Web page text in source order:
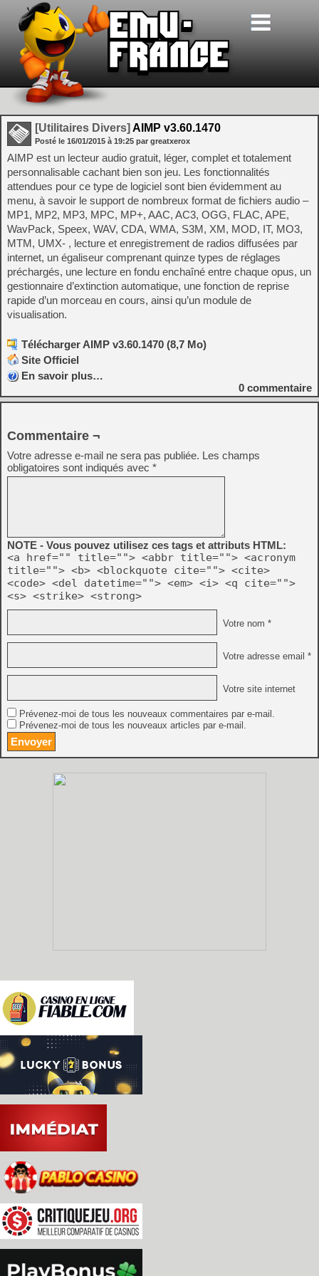
[Utilitaires Divers] AIMP v3.60.1470
Posté le 16/01/2015 à 19:25 par greatxerox
AIMP est un lecteur audio gratuit, léger, complet et totalement
personnalisable cachant bien son jeu. Les fonctionnalités
attendues pour ce type de logiciel sont bien évidemment au
menu, à savoir le support de nombreux format de fichiers audio –
MP1, MP2, MP3, MPC, MP+, AAC, AC3, OGG, FLAC, APE,
WavPack, Speex, WAV, CDA, WMA, S3M, XM, MOD, IT, MO3,
MTM, UMX- , lecture et enregistrement de radios diffusées par
internet, un égaliseur comprenant quinze types de réglages
préchargés, une lecture en fondu enchaîné entre chaque opus, un
gestionnaire d’extinction automatique, une fonction de reprise
rapide d’un morceau en cours, ainsi qu’un module de
visualisation.
Télécharger AIMP v3.60.1470 (8,7 Mo)
Site Officiel
En savoir plus…
0 commentaire
Commentaire ¬
Votre adresse e-mail ne sera pas publiée. Les champs
obligatoires sont indiqués avec *
NOTE - Vous pouvez utilisez ces tags et attributs HTML:
<a href="" title=""> <abbr title=""> <acronym
title=""> <b> <blockquote cite=""> <cite>
<code> <del datetime=""> <em> <i> <q cite="">
<s> <strike> <strong>
Votre nom *
Votre adresse email *
Votre site internet
Prévenez-moi de tous les nouveaux commentaires par e-mail.
Prévenez-moi de tous les nouveaux articles par e-mail.